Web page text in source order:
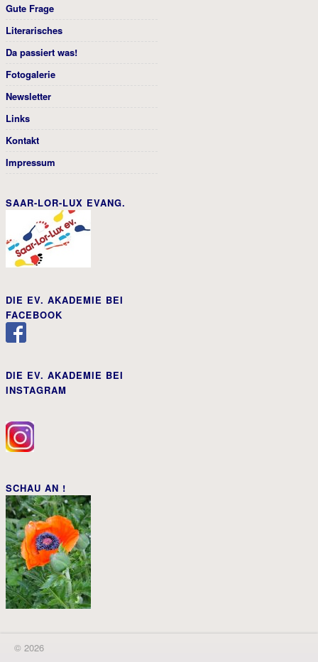
Gute Frage
Literarisches
Da passiert was!
Fotogalerie
Newsletter
Links
Kontakt
Impressum
SAAR-LOR-LUX EVANG.
DIE EV. AKADEMIE BEI
FACEBOOK
DIE EV. AKADEMIE BEI
INSTAGRAM
SCHAU AN !
© 2026